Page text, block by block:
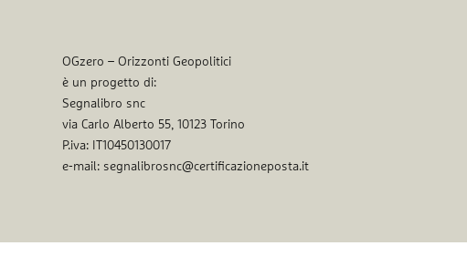
OGzero – Orizzonti Geopolitici
è un progetto di:
Segnalibro snc
via Carlo Alberto 55, 10123 Torino
P.iva: IT10450130017
e-mail: segnalibrosnc@certificazioneposta.it